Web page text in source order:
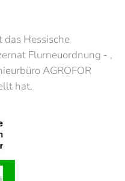
das Hessische
Flurneuordnung - ,
AGROFOR
hat.